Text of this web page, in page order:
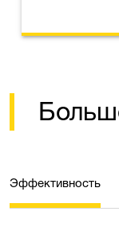
Эффективность